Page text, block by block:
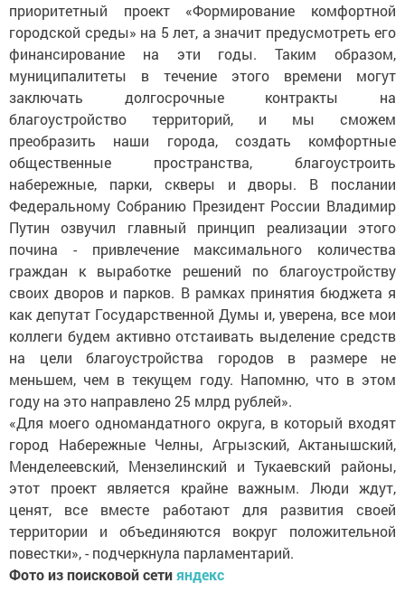
приоритетный проект «Формирование комфортной
городской среды» на 5 лет, а значит предусмотреть его
финансирование на эти годы. Таким образом,
муниципалитеты в течение этого времени могут
заключать долгосрочные контракты на
благоустройство территорий, и мы сможем
преобразить наши города, создать комфортные
общественные пространства, благоустроить
набережные, парки, скверы и дворы. В послании
Федеральному Собранию Президент России Владимир
Путин озвучил главный принцип реализации этого
почина - привлечение максимального количества
граждан к выработке решений по благоустройству
своих дворов и парков. В рамках принятия бюджета я
как депутат Государственной Думы и, уверена, все мои
коллеги будем активно отстаивать выделение средств
на цели благоустройства городов в размере не
меньшем, чем в текущем году. Напомню, что в этом
году на это направлено 25 млрд рублей».
«Для моего одномандатного округа, в который входят
город Набережные Челны, Агрызский, Актанышский,
Менделеевский, Мензелинский и Тукаевский районы,
этот проект является крайне важным. Люди ждут,
ценят, все вместе работают для развития своей
территории и объединяются вокруг положительной
повестки», - подчеркнула парламентарий.
Фото из поисковой сетияндекс